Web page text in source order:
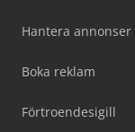
Hantera annonser
Boka reklam
Förtroendesigill